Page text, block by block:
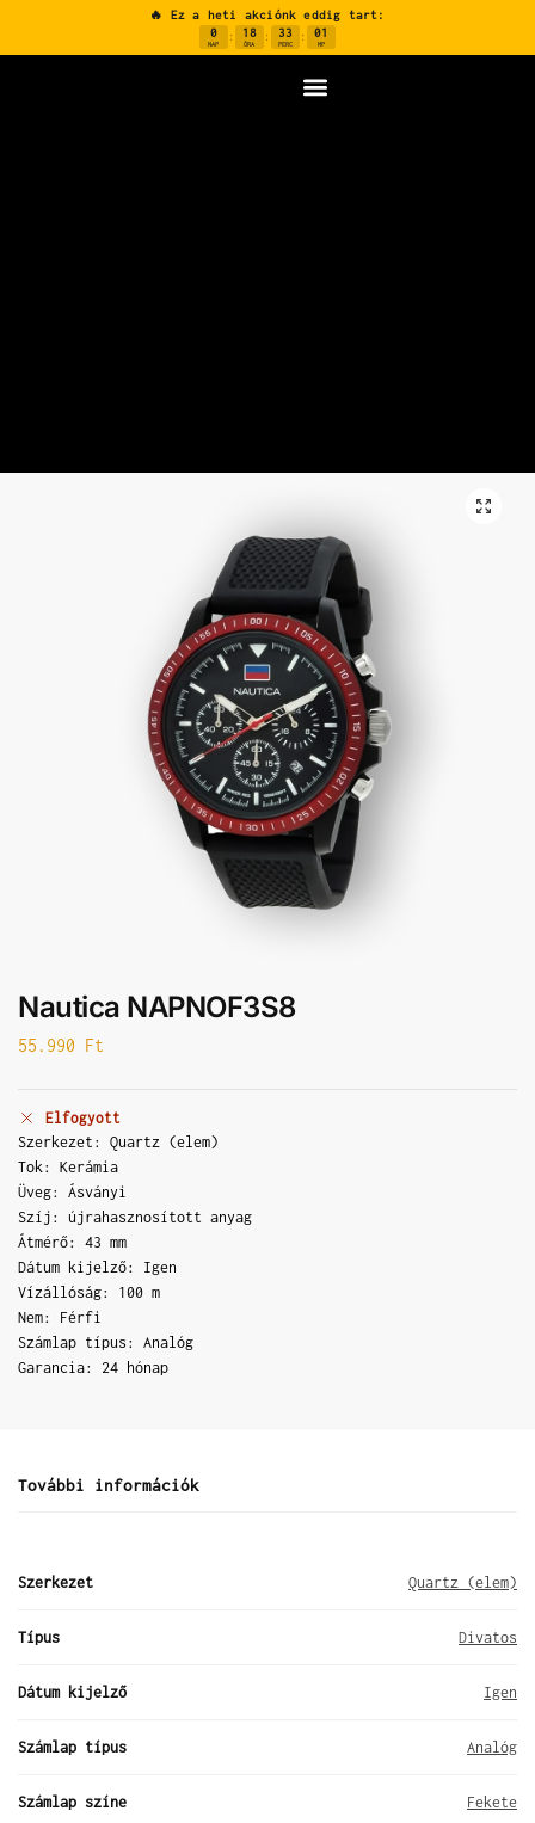
🔥 Ez a heti akciónk eddig tart:
0
NAP
: 18
ÓRA
: 33
PERC
: 00
MP
Nautica NAPNOF3S8
55.990 Ft
Elfogyott
Szerkezet: Quartz (elem)
Tok: Kerámia
Üveg: Ásványi
Szíj: újrahasznosított anyag
Átmérő: 43 mm
Dátum kijelző: Igen
Vízállóság: 100 m
Nem: Férfi
Számlap típus: Analóg
Garancia: 24 hónap
További információk
Szerkezet Quartz (elem)
Típus Divatos
Dátum kijelző Igen
Számlap típus Analóg
Számlap színe Fekete